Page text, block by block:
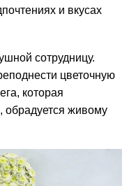
и вкусах
сотрудницу.
цветочную
которая
обрадуется живому